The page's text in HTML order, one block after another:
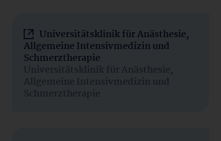
Universitätsklinik für Anästhesie,
Allgemeine Intensivmedizin und
Schmerztherapie
Universitätsklinik für Anästhesie,
Allgemeine Intensivmedizin und
Schmerztherapie